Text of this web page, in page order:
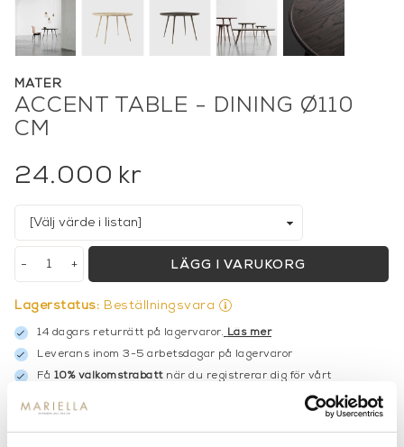
MATER
ACCENT TABLE - DINING Ø110
CM
24.000 kr
+
- LÄGG I VARUKORG
Lagerstatus: Beställningsvara
14 dagars returrätt på lagervaror. Läs mer
Leverans inom 3-5 arbetsdagar på lagervaror
Få 10% välkomstrabattnär du registrerar dig för vårt
Fri frakt på mindra varor vid köp över 1000:-